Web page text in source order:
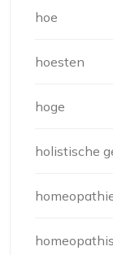
hoe
hoesten
hoge
holistische